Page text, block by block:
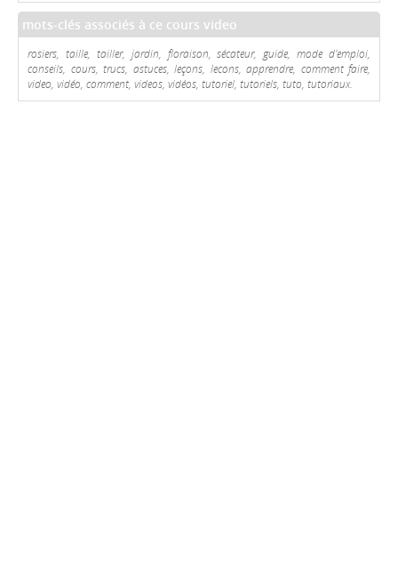
mots-clés associés à ce cours video
rosiers, taille, tailler, jardin, floraison, sécateur, guide, mode d'emploi,
conseils, cours, trucs, astuces, leçons, lecons, apprendre, comment faire,
video, vidéo, comment, videos, vidéos, tutoriel, tutoriels, tuto, tutoriaux.